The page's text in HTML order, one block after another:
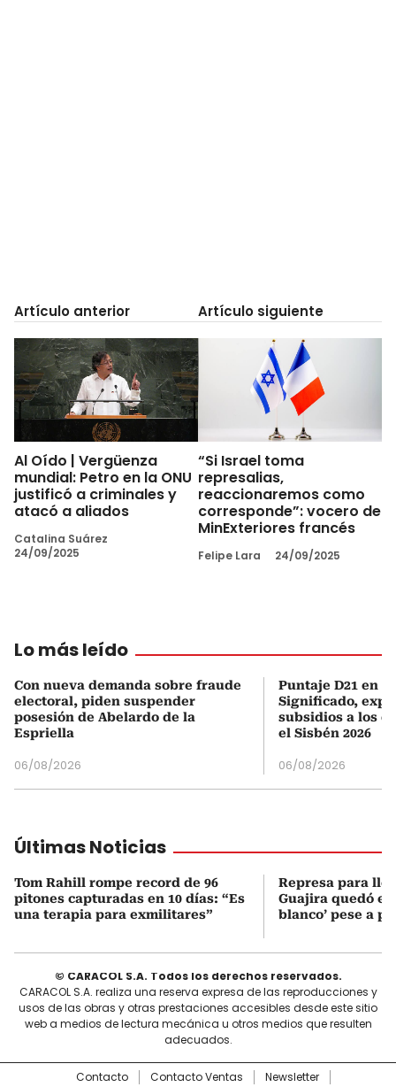
Artículo anterior
Al Oído | Vergüenza
mundial: Petro en la ONU
justificó a criminales y
atacó a aliados
Catalina Suárez
24/09/2025
Artículo siguiente
“Si Israel toma
represalias,
reaccionaremos como
corresponde”: vocero de
MinExteriores francés
Felipe Lara 24/09/2025
Lo más leído
Con nueva demanda sobre fraude
electoral, piden suspender
posesión de Abelardo de la
Espriella
06/08/2026
Puntaje D21 en
Significado,
subsidios a los
el Sisbén 2026
06/08/2026
Últimas Noticias
Tom Rahill rompe record de 96
pitones capturadas en 10 días: “Es
una terapia para exmilitares”
Represa para
Guajira quedó en
blanco’ pese a
© CARACOL S.A. Todos los derechos reservados.
CARACOL S.A. realiza una reserva expresa de las reproducciones y
usos de las obras y otras prestaciones accesibles desde este sitio
web a medios de lectura mecánica u otros medios que resulten
adecuados.
Contacto Contacto Ventas Newsletter